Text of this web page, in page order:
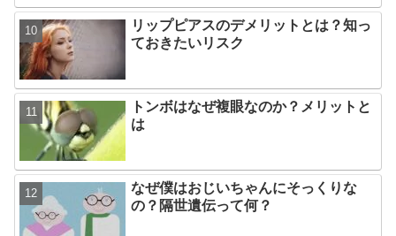
リップピアスのデメリットとは？知っ
ておきたいリスク
トンボはなぜ複眼なのか？メリットと
は
なぜ僕はおじいちゃんにそっくりな
の？隔世遺伝って何？